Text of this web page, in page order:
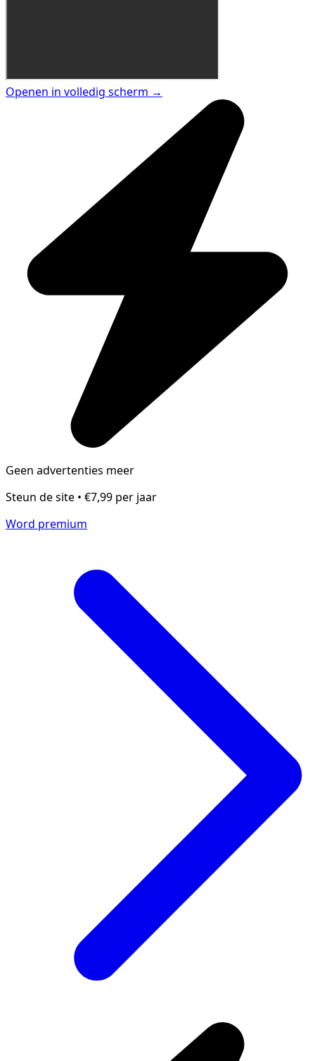
Openen in volledig scherm →
Geen advertenties meer
Steun de site • €7,99 per jaar
Word premium